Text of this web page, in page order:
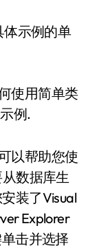
体示例的单
使用简单类
例.
以帮助您使
数据库生
装了Visual
Explorer
击并选择